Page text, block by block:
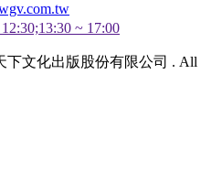
~ 17:00
下文化出版股份有限公司 . All